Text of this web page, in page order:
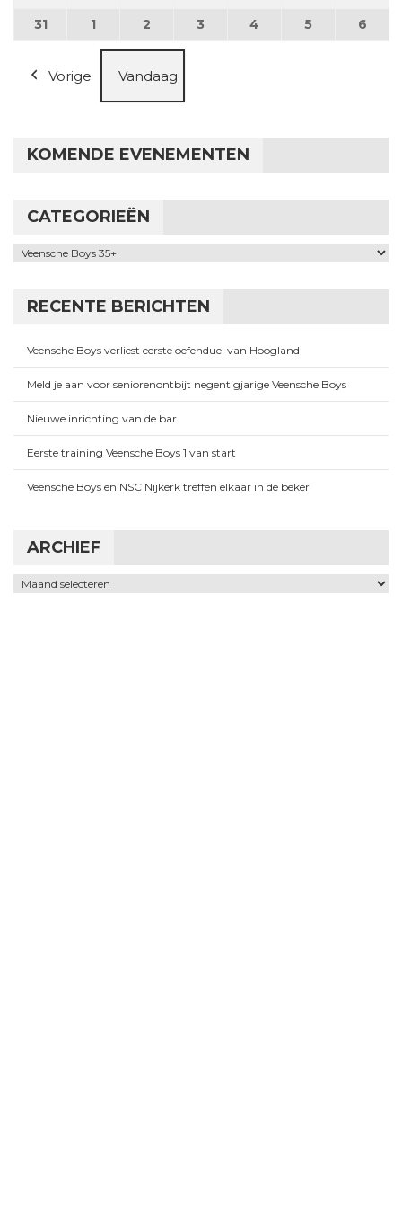
3131 augustus 2026
1 1 september 2026
2 2 september 2026
3 3 september 2026
4 4 september 2026
5 5 6
Vorige Vandaag
KOMENDE EVENEMENTEN
CATEGORIEËN
Categorieën
RECENTE BERICHTEN
Veensche Boys verliest eerste oefenduel van Hoogland
Meld je aan voor seniorenontbijt negentigjarige Veensche Boys
Nieuwe inrichting van de bar
Eerste training Veensche Boys 1 van start
Veensche Boys en NSC Nijkerk treffen elkaar in de beker
ARCHIEF
Archief